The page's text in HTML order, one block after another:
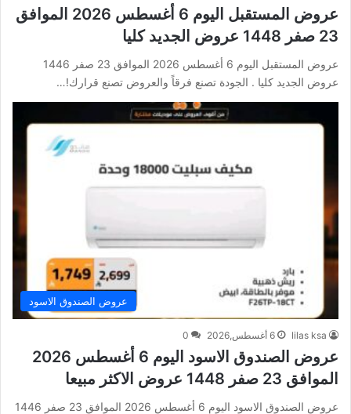
عروض المستقبل اليوم 6 أغسطس 2026 الموافق
23 صفر 1448 عروض الجديد كليا
عروض المستقبل اليوم 6 أغسطس 2026 الموافق 23 صفر 1446
عروض الجديد كليا . الجودة تصنع فرقاً والعروض تصنع قرارك!…
عروض الصندوق الاسود
lilas ksa 6 أغسطس,2026 0
عروض الصندوق الاسود اليوم 6 أغسطس 2026
الموافق 23 صفر 1448 عروض الاكثر مبيعا
عروض الصندوق الاسود اليوم 6 أغسطس 2026 الموافق 23 صفر 1446